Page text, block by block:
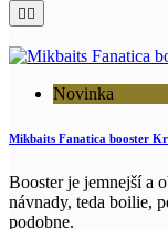
 
Novinka
Mikbaits Fanatica booster
Booster je jemnejší a
návnady, teda boilie,
podobne.